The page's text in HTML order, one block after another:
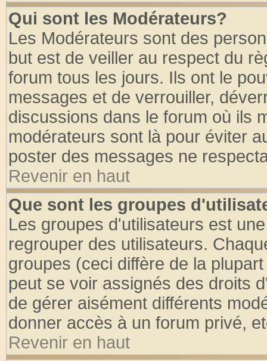
Qui sont les Modérateurs?
Les Modérateurs sont des
but est de veiller au respect du
forum tous les jours. Ils ont le
messages et de verrouiller,
discussions dans le forum où ils
modérateurs sont là pour éviter
poster des messages ne
Revenir en haut
Que sont les groupes
Les groupes d'utilisateurs est
regrouper des utilisateurs.
groupes (ceci diffère de la
peut se voir assignés des droits
de gérer aisément différents
donner accès à un forum privé,
Revenir en haut